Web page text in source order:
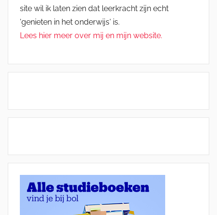
site wil ik laten zien dat leerkracht zijn echt
'genieten in het onderwijs' is.
Lees hier meer over mij en mijn website.